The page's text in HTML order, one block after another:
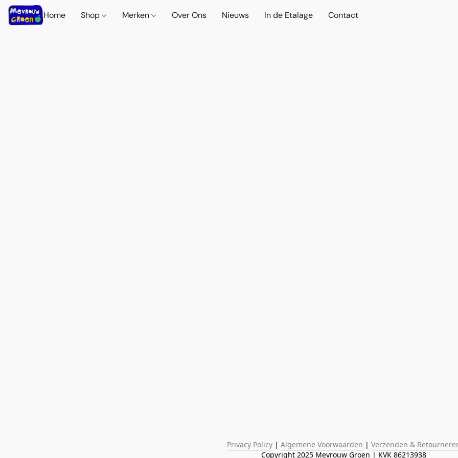
Home Shop Merken Over Ons Nieuws In de Etalage Contact
Privacy Policy | Algemene Voorwaarden | Verzenden &
Copyright 2025 Mevrouw Groen | KVK 86213938